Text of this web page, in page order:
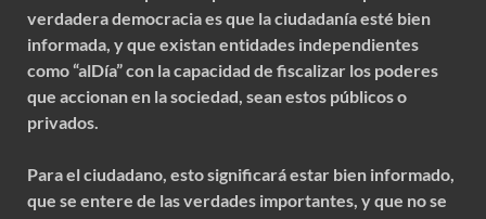
verdadera democracia es que la ciudadanía esté bien
informada, y que existan entidades independientes
como “alDía” con la capacidad de fiscalizar los poderes
que accionan en la sociedad, sean estos públicos o
privados.
Para el ciudadano, esto significará estar bien informado,
que se entere de las verdades importantes, y que no se